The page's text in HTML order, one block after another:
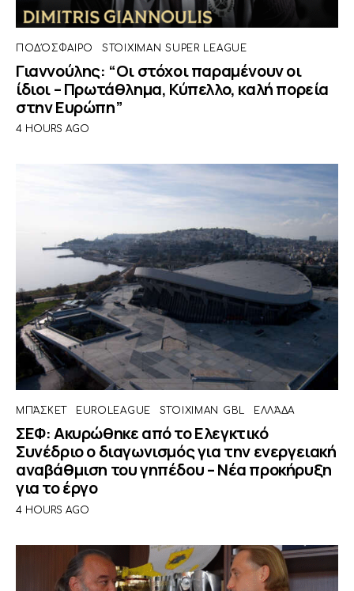
ΠΟΔΌΣΦΑΙΡΟ STOIXIMAN SUPER LEAGUE
Γιαννούλης: “Οι στόχοι παραμένουν οι
ίδιοι – Πρωτάθλημα, Κύπελλο, καλή πορεία
στην Ευρώπη”
4 HOURS AGO
ΜΠΆΣΚΕΤ EUROLEAGUE STOIXIMAN GBL ΕΛΛΆΔΑ
ΣΕΦ: Ακυρώθηκε από το Ελεγκτικό
Συνέδριο ο διαγωνισμός για την ενεργειακή
αναβάθμιση του γηπέδου – Νέα προκήρυξη
για το έργο
4 HOURS AGO